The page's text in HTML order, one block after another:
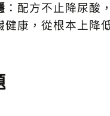
：配方不止降尿酸
健康，從根本上降